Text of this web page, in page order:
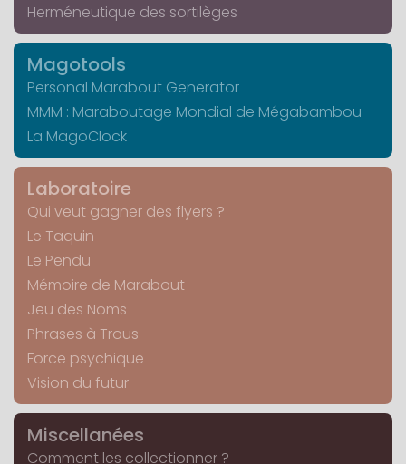
Herméneutique des sortilèges
Magotools
Personal Marabout Generator
MMM : Maraboutage Mondial de Mégabambou
La MagoClock
Laboratoire
Qui veut gagner des flyers ?
Le Taquin
Le Pendu
Mémoire de Marabout
Jeu des Noms
Phrases à Trous
Force psychique
Vision du futur
Miscellanées
Comment les collectionner ?